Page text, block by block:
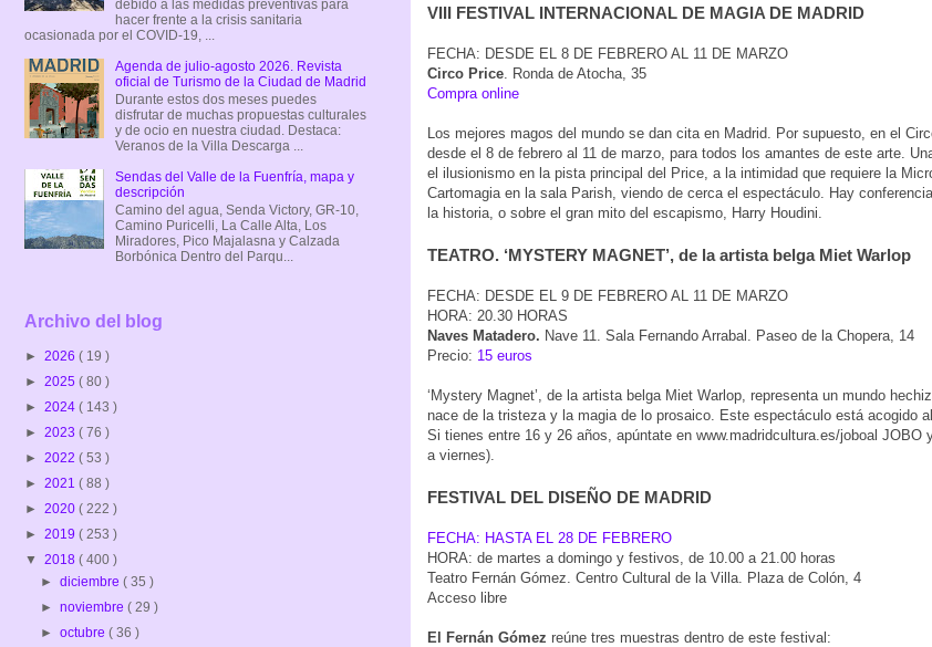
VIII FESTIVAL INTERNACIONAL DE MAGIA DE MADRID
FECHA: DESDE EL 8 DE FEBRERO AL 11 DE MARZO
Circo Price . Ronda de Atocha, 35
Compra online
Los mejores magos del mundo se dan cita en Madrid. Por supuesto, en el
desde el 8 de febrero al 11 de marzo, para todos los amantes de este arte.
el ilusionismo en la pista principal del Price, a la intimidad que requiere la
Cartomagia en la sala Parish, viendo de cerca el espectáculo. Hay
la historia, o sobre el gran mito del escapismo, Harry Houdini.
TEATRO. ‘MYSTERY MAGNET’, de la artista belga Miet Warlop
FECHA: DESDE EL 9 DE FEBRERO AL 11 DE MARZO
HORA: 20.30 HORAS
Naves Matadero. Nave 11. Sala Fernando Arrabal. Paseo de la Chopera, 14
Precio: 15 euros
‘Mystery Magnet’, de la artista belga Miet Warlop, representa un mundo
nace de la tristeza y la magia de lo prosaico. Este espectáculo está acogido al
Si tienes entre 16 y 26 años, apúntate en www.madridcultura.es/joboal JOBO
a viernes).
FESTIVAL DEL DISEÑO DE MADRID
FECHA: HASTA EL 28 DE FEBRERO
HORA: de martes a domingo y festivos, de 10.00 a 21.00 horas
Teatro Fernán Gómez. Centro Cultural de la Villa. Plaza de Colón, 4
Acceso libre
El Fernán Gómez reúne tres muestras dentro de este festival:
debido a las medidas preventivas para
hacer frente a la crisis sanitaria
ocasionada por el COVID-19, ...
Agenda de julio-agosto 2026. Revista
oficial de Turismo de la Ciudad de Madrid
Durante estos dos meses puedes
disfrutar de muchas propuestas culturales
y de ocio en nuestra ciudad. Destaca:
Veranos de la Villa Descarga ...
Sendas del Valle de la Fuenfría, mapa y
descripción
Camino del agua, Senda Victory, GR-10,
Camino Puricelli, La Calle Alta, Los
Miradores, Pico Majalasna y Calzada
Borbónica Dentro del Parqu...
Archivo del blog
► 2026 ( 19 )
► 2025 ( 80 )
► 2024 ( 143 )
► 2023 ( 76 )
► 2022 ( 53 )
► 2021 ( 88 )
► 2020 ( 222 )
► 2019 ( 253 )
▼ 2018 ( 400 )
►diciembre( 35 )
►noviembre( 29 )
►octubre( 36 )